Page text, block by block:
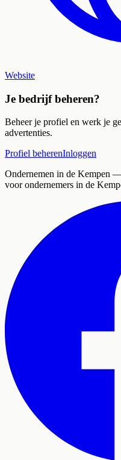
Website
Je bedrijf beheren?
Beheer je profiel en werk je
advertenties.
Profiel beherenInloggen
Ondernemen in de Kempen —
voor ondernemers in de